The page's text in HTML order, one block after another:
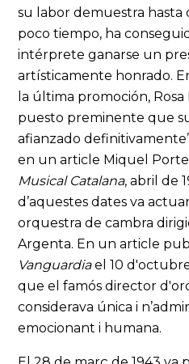
su labor demuestra
poco tiempo, ha
intérprete ganarse un
artísticamente honrado.
la última promoción,
puesto preminente que
afianzado
en un article Miquel
Musical Catalana, abril de
d’aquestes dates va
orquestra de cambra
Argenta. En un article
Vanguardiael 10
que el famós director
considerava única i
emocionant i humana.